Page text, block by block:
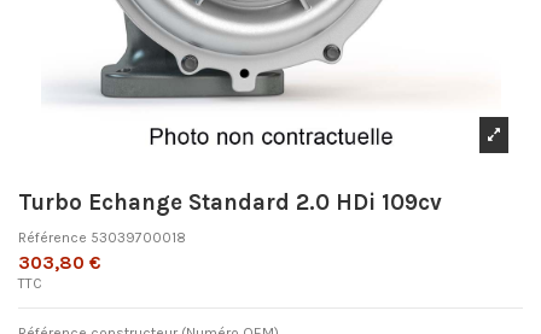
Turbo Echange Standard 2.0 HDi 109cv
Référence 53039700018
303,80 €
TTC